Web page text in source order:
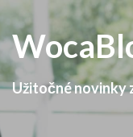
Užitočné novinky